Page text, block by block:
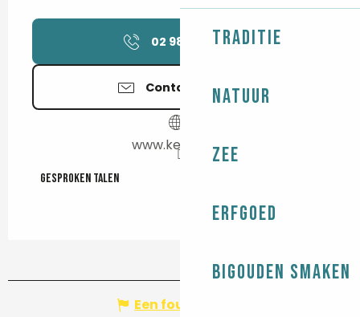
Traditie
Natuur
Zee
Erfgoed
Bigouden smaken
02 98 82 10 ▒▒
Contacteer ons
www.keraluic.fr
Gesproken talen
Gesproken talen
Een fout melden